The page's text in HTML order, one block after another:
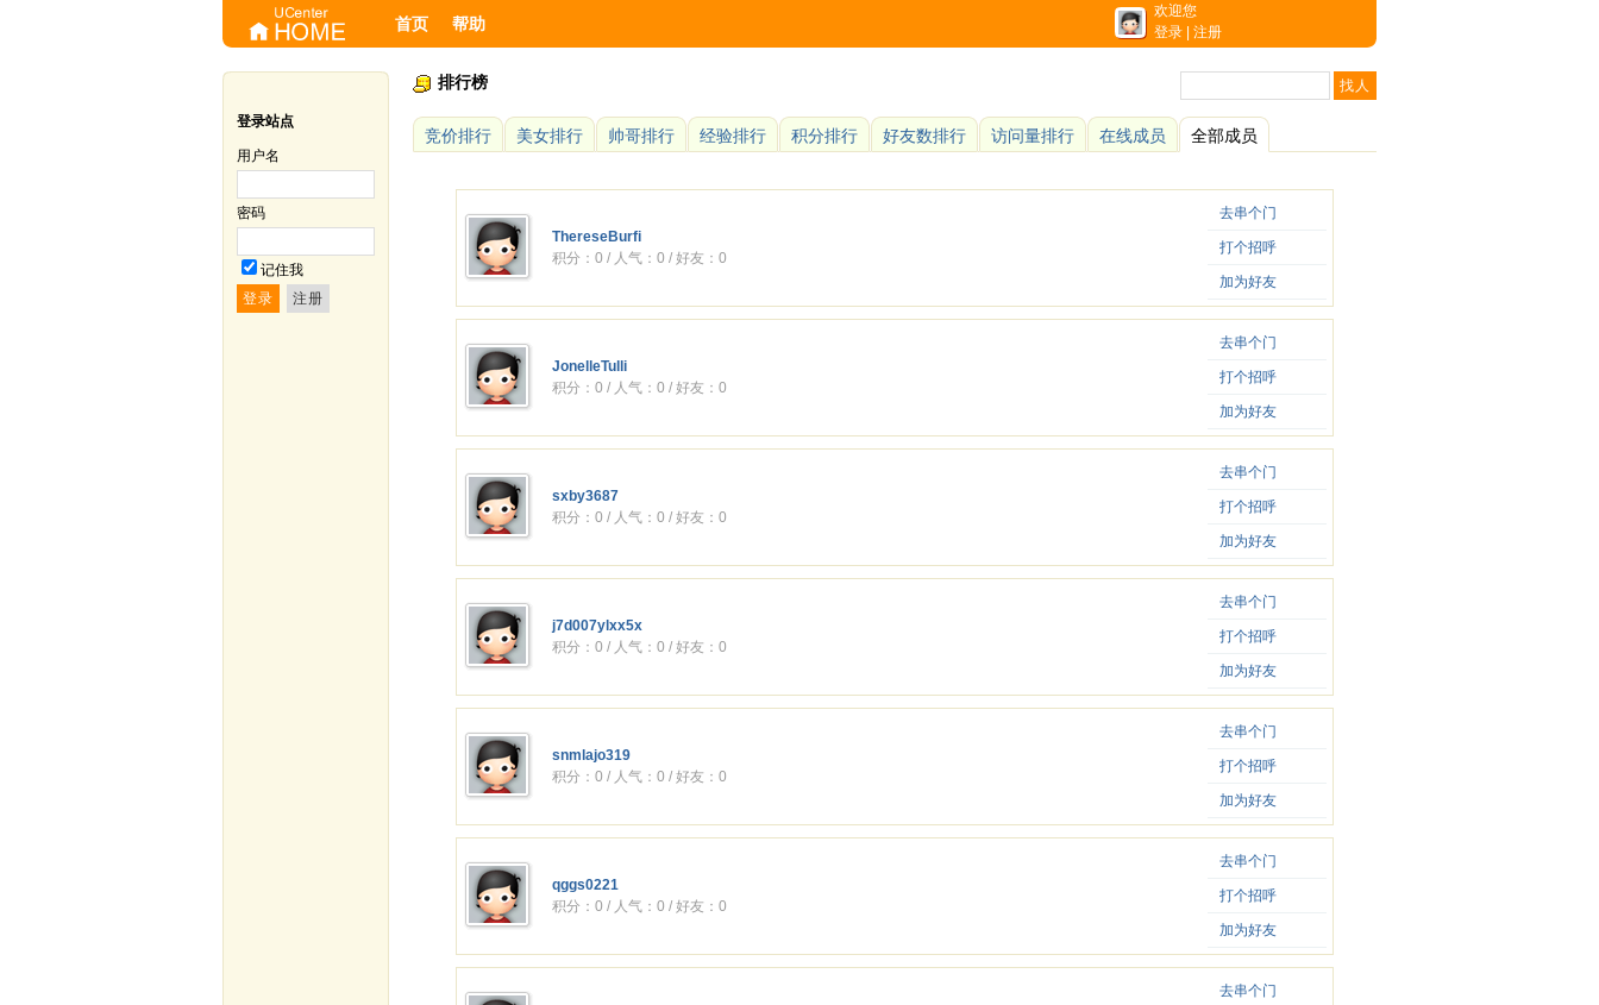
首页 帮助
欢迎您
登录
注册
登录站点
用户名
密码
记住我
排行榜
竞价排行 美女排行 帅哥排行 经验排行 积分排行 好友数排行 访问量排行 在线成员 全部成员
ThereseBurfi
积分：0 / 人气：0 / 好友：0
去串个门
打个招呼
加为好友
JonelleTulli
积分：0 / 人气：0 / 好友：0
去串个门
打个招呼
加为好友
sxby3687
积分：0 / 人气：0 / 好友：0
去串个门
打个招呼
加为好友
j7d007ylxx5x
积分：0 / 人气：0 / 好友：0
去串个门
打个招呼
加为好友
snmlajo319
积分：0 / 人气：0 / 好友：0
去串个门
打个招呼
加为好友
qggs0221
积分：0 / 人气：0 / 好友：0
去串个门
打个招呼
加为好友
去串个门